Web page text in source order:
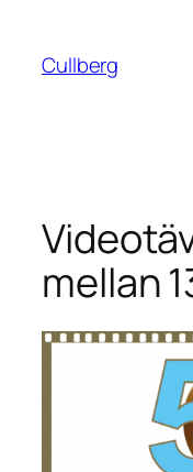
innehåll
Cullberg
mellan